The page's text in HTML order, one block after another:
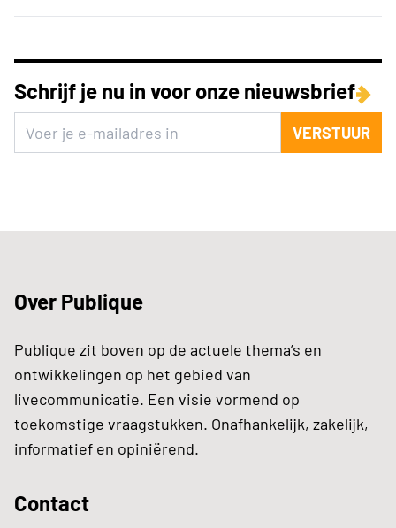
Schrijf je nu in voor onze nieuwsbrief
VERSTUUR
Over Publique
Publique zit boven op de actuele thema’s en
ontwikkelingen op het gebied van
livecommunicatie. Een visie vormend op
toekomstige vraagstukken. Onafhankelijk, zakelijk,
informatief en opiniërend.
Contact